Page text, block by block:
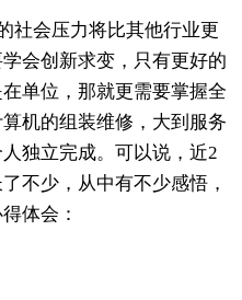
社会压力将比其他行业更
会创新求变，只有更好的
单位，那就更需要掌握全
机的组装维修，大到服务
独立完成。可以说，近2
不少，从中有不少感悟，
体会：